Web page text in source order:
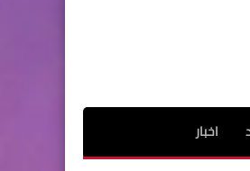
اخبار